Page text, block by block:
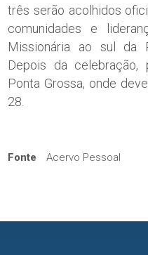
três serão acolhidos
comunidades e
Missionária ao sul da
Depois da celebração,
Ponta Grossa, onde
28.
Fonte Acervo Pessoal